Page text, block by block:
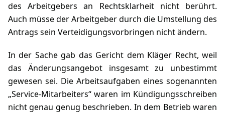
des Arbeitgebers an Rechtsklarheit nicht berührt.
Auch müsse der Arbeitgeber durch die Umstellung des
Antrags sein Verteidigungsvorbringen nicht ändern.
In der Sache gab das Gericht dem Kläger Recht, weil
das Änderungsangebot insgesamt zu unbestimmt
gewesen sei. Die Arbeitsaufgaben eines sogenannten
„Service-Mitarbeiters“ waren im Kündigungsschreiben
nicht genau genug beschrieben. In dem Betrieb waren